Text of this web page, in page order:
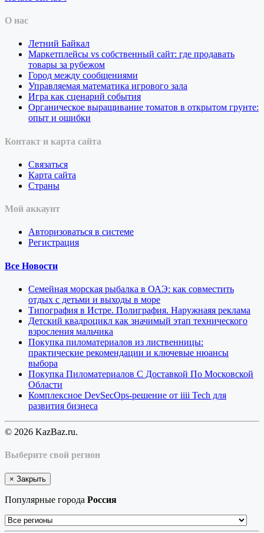
О нас
Летний Байкал
Маркетплейсы vs собственный сайт: где продавать
товары за рубежом
Город между сообщениями
Управляемая математика игрового зала
Игра как сценарий события
Органическое выращивание томатов в открытом грунте:
опыт и ошибки
Контакт и карта сайта
Связаться
Карта сайта
Страны
Мой аккаунт
Авторизоваться в системе
Регистрация
Все Новости
Семейная морская рыбалка в ОАЭ: как совместить
отдых с детьми и выходы в море
Типография в Истре. Полиграфия. Наружнаяя реклама
Детский квадроцикл как значимый этап технического
взросления мальчика
Покупка пиломатериалов из лиственницы:
практические рекомендации и ключевые нюансы
выбора
Покупка Пиломатериалов С Доставкой По Московской
Области
Комплексное DevSecOps-решение от iiii Tech для
развития бизнеса
© 2026 KazBaz.ru.
Выберите свой регион
× Закрыть
Популярные города Россия